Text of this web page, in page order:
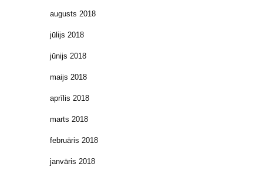
augusts 2018
jūlijs 2018
jūnijs 2018
maijs 2018
aprīlis 2018
marts 2018
februāris 2018
janvāris 2018